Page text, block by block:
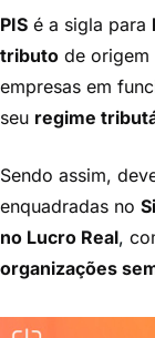
PIS é a sigla para
tributo de origem
empresas em
seu regime
Sendo assim,
enquadradas no
no Lucro Real,
organizações